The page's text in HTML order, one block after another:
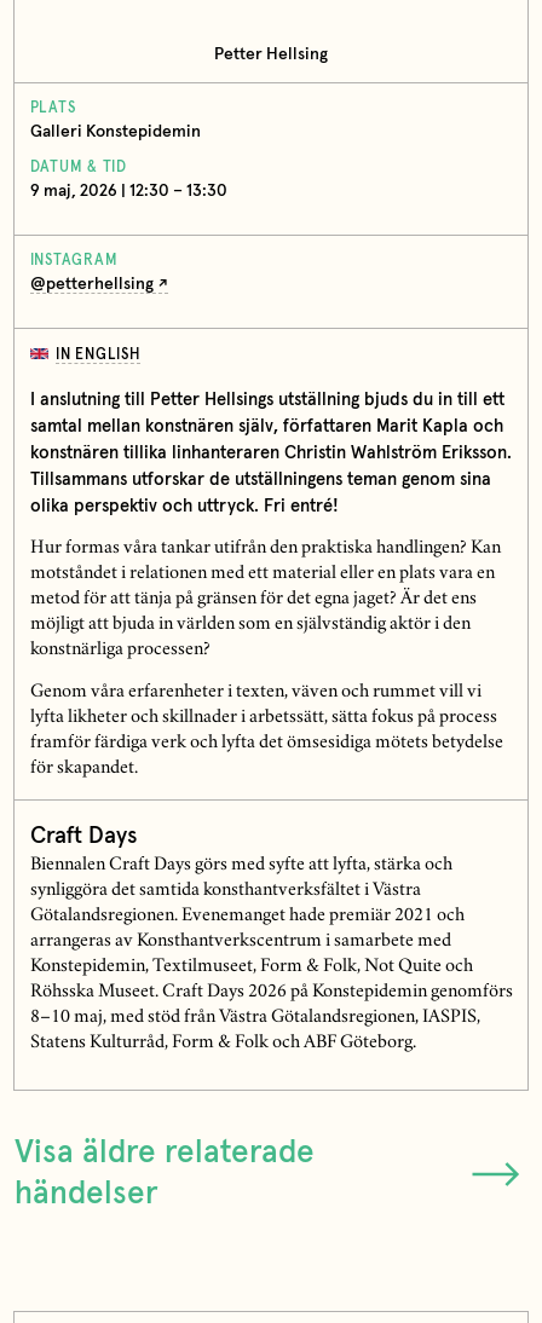
Petter Hellsing
PLATS
Galleri Konstepidemin
DATUM & TID
9 maj, 2026 | 12:30 – 13:30
INSTAGRAM
@petterhellsing
IN ENGLISH
I anslutning till Petter Hellsings utställning bjuds du in till ett
samtal mellan konstnären själv, författaren Marit Kapla och
konstnären tillika linhanteraren Christin Wahlström Eriksson.
Tillsammans utforskar de utställningens teman genom sina
olika perspektiv och uttryck. Fri entré!
Hur formas våra tankar utifrån den praktiska handlingen? Kan
motståndet i relationen med ett material eller en plats vara en
metod för att tänja på gränsen för det egna jaget? Är det ens
möjligt att bjuda in världen som en självständig aktör i den
konstnärliga processen?
Genom våra erfarenheter i texten, väven och rummet vill vi
lyfta likheter och skillnader i arbetssätt, sätta fokus på process
framför färdiga verk och lyfta det ömsesidiga mötets betydelse
för skapandet.
Craft Days
Biennalen Craft Days görs med syfte att lyfta, stärka och
synliggöra det samtida konsthantverksfältet i Västra
Götalandsregionen. Evenemanget hade premiär 2021 och
arrangeras av Konsthantverkscentrum i samarbete med
Konstepidemin, Textilmuseet, Form & Folk, Not Quite och
Röhsska Museet. Craft Days 2026 på Konstepidemin genomförs
8–10 maj, med stöd från Västra Götalandsregionen, IASPIS,
Statens Kulturråd, Form & Folk och ABF Göteborg.
Visa äldre relaterade
händelser